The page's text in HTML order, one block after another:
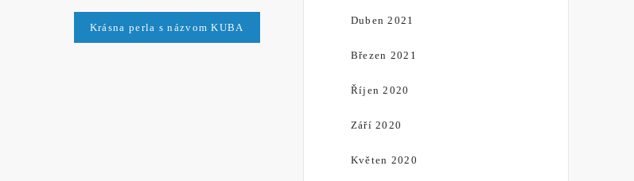
Krásna perla s názvom KUBA
Duben 2021
Březen 2021
Říjen 2020
Září 2020
Květen 2020